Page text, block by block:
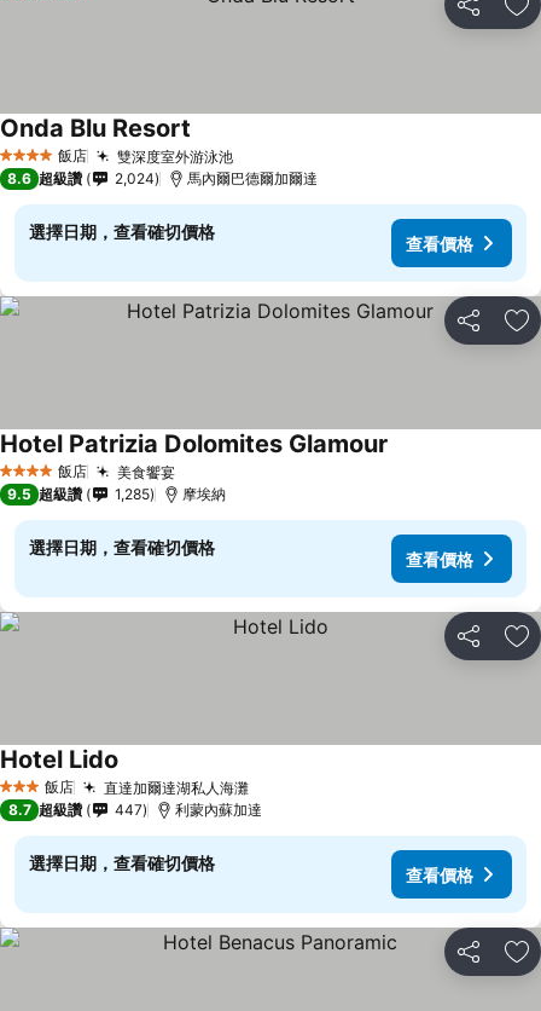
分享 加
4 星級 飯店 雙深度室外游泳池查看價格
Onda Blu Resort
8.6 超級讚 2,024 馬內爾巴德爾加爾達
選擇日期，查看確切價格
查看價格
分享 加
4 星級 飯店 美食饗宴查看價格
Hotel Patrizia Dolomites Glamour
9.5 超級讚 1,285 摩埃納
選擇日期，查看確切價格
查看價格
分享 加
3 星級 飯店 直達加爾達湖私人海灘查看價格
Hotel Lido
8.7 超級讚 447 利蒙內蘇加達
選擇日期，查看確切價格
查看價格
分享 加